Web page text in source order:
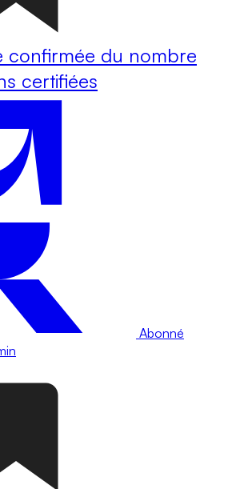
confirmée du nombre
certifiées
Abonné